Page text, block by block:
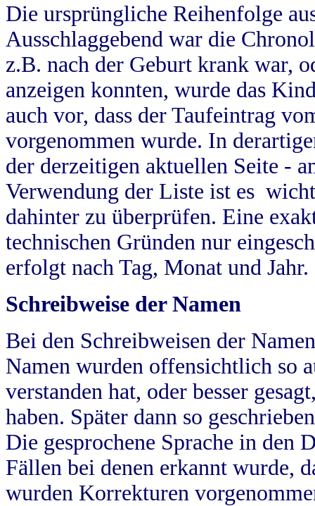
Die ursprüngliche Reihenfolge
Ausschlaggebend war die
z.B. nach der Geburt krank war,
anzeigen konnten, wurde das
auch vor, dass der Taufeintrag
vorgenommen wurde. In
der derzeitigen aktuellen Seite -
Verwendung der Liste ist es
dahinter zu überprüfen. Eine
technischen Gründen nur
erfolgt nach Tag, Monat und Jahr.
Schreibweise der Namen
Bei den Schreibweisen der
Namen wurden offensichtlich so
verstanden hat, oder besser
haben. Später dann so
Die gesprochene Sprache in
Fällen bei denen erkannt wurde,
wurden Korrekturen